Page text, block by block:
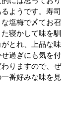
ようです。寿司
塩梅で〆てお召
寝かして味を馴
とれ、上品な味
過ぎにも気を付
りますので、ぜ
番好みな味を見